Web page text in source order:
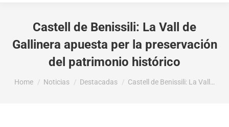
Castell de Benissili: La Vall de
Gallinera apuesta per la preservación
del patrimonio histórico
You are here:
Home Noticias Destacadas Castell de Benissili: La Vall…